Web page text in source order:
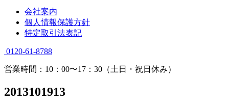
会社案内
個人情報保護方針
特定取引法表記
0120-61-8788
営業時間：10：00〜17：30（土日・祝日休み）
2013101913